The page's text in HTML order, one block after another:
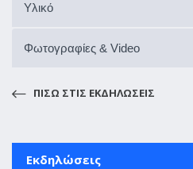
Υλικό
Φωτογραφίες & Video
ΠΙΣΩ ΣΤΙΣ ΕΚΔΗΛΩΣΕΙΣ
Εκδηλώσεις